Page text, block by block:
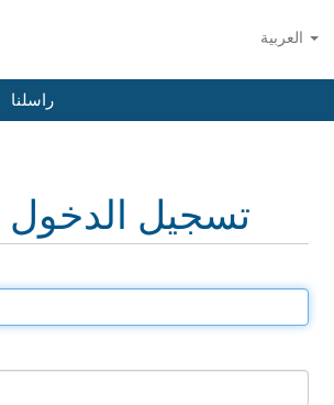
راسلنا
تسجيل الدخول